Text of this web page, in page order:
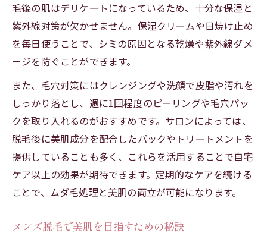
毛後の肌はデリケートになっているため、十分な保湿と
紫外線対策が欠かせません。保湿クリームや日焼け止め
を毎日使うことで、シミの原因となる乾燥や紫外線ダメ
ージを防ぐことができます。
また、毛穴対策にはクレンジングや洗顔で皮脂や汚れを
しっかり落とし、週に1回程度のピーリングや毛穴パッ
クを取り入れるのがおすすめです。サロンによっては、
脱毛後に美肌成分を配合したパックやトリートメントを
提供していることも多く、これらを活用することで自宅
ケア以上の効果が期待できます。定期的なケアを続ける
ことで、ムダ毛処理と美肌の両立が可能になります。
メンズ脱毛で美肌を目指すための秘訣